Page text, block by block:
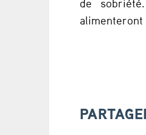
é
e
alimenteront